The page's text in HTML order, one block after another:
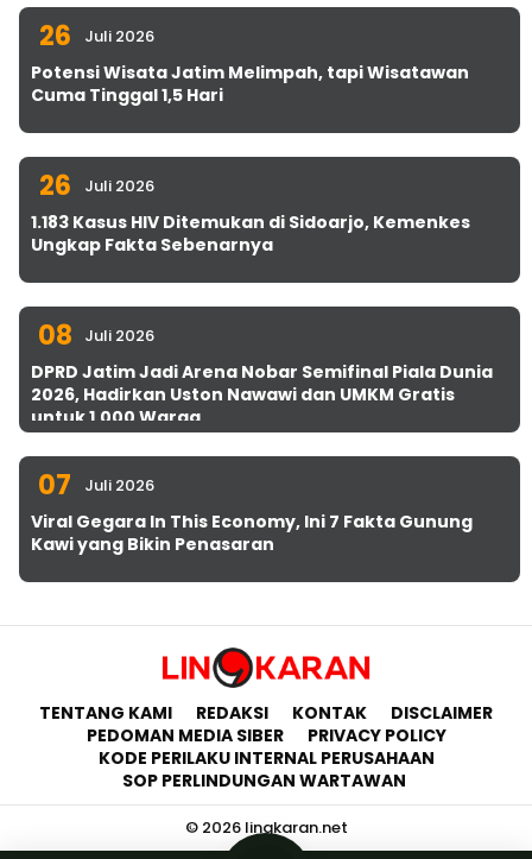
26 Juli 2026
Potensi Wisata Jatim Melimpah, tapi Wisatawan
Cuma Tinggal 1,5 Hari
26 Juli 2026
1.183 Kasus HIV Ditemukan di Sidoarjo, Kemenkes
Ungkap Fakta Sebenarnya
08 Juli 2026
DPRD Jatim Jadi Arena Nobar Semifinal Piala Dunia
2026, Hadirkan Uston Nawawi dan UMKM Gratis
untuk 1.000 Warga
07 Juli 2026
Viral Gegara In This Economy, Ini 7 Fakta Gunung
Kawi yang Bikin Penasaran
TENTANG KAMI REDAKSI KONTAK
DISCLAIMER
PEDOMAN MEDIA SIBER
PRIVACY POLICY
KODE PERILAKU INTERNAL PERUSAHAAN
SOP PERLINDUNGAN WARTAWAN
© 2026 lingkaran.net